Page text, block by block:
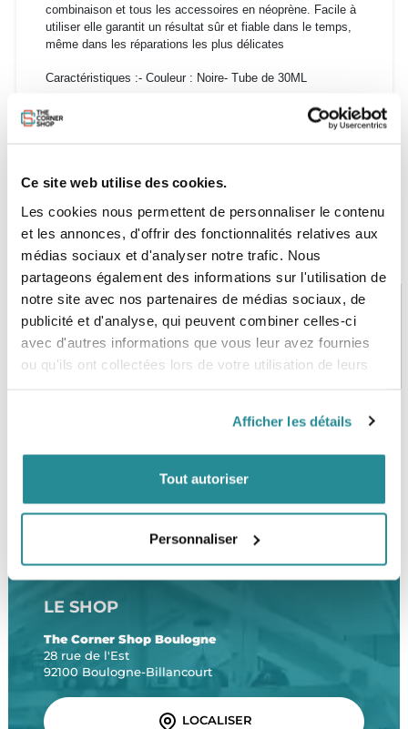
Ce site web utilise des cookies.
Les cookies nous permettent de personnaliser le contenu
et les annonces, d'offrir des fonctionnalités relatives aux
médias sociaux et d'analyser notre trafic. Nous
partageons également des informations sur l'utilisation de
notre site avec nos partenaires de médias sociaux, de
publicité et d'analyse, qui peuvent combiner celles-ci
avec d'autres informations que vous leur avez fournies
ou qu'ils ont collectées lors de votre utilisation de leurs
Afficher les détails
Tout autoriser
Personnaliser
combinaison et tous les accessoires en néoprène. Facile à
utiliser elle garantit un résultat sûr et fiable dans le temps,
même dans les réparations les plus délicates
Caractéristiques :- Couleur : Noire- Tube de 30ML
PAIEMENT SÉCURISÉ
CB, VISA, Mastercard, ALMA
STOCK EN TEMPS RÉEL
Plus de 5000 produits en stock
SERVICE CLIENT
FRAIS DE PORT OFFERTS
LE SHOP
The Corner Shop Boulogne
28 rue de l'Est
92100 Boulogne-Billancourt
LOCALISER